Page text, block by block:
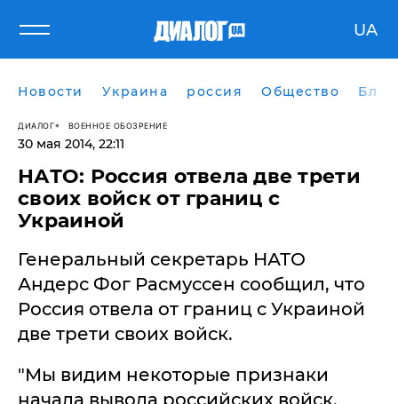
UA
Новости Украина россия Общество
ДИАЛОГ ВОЕННОЕ ОБОЗРЕНИЕ
30 мая 2014, 22:11
НАТО: Россия отвела две трети
своих войск от границ с
Украиной
Генеральный секретарь НАТО
Андерс Фог Расмуссен сообщил, что
Россия отвела от границ с Украиной
две трети своих войск.
"Мы видим некоторые признаки
начала вывода российских войск.